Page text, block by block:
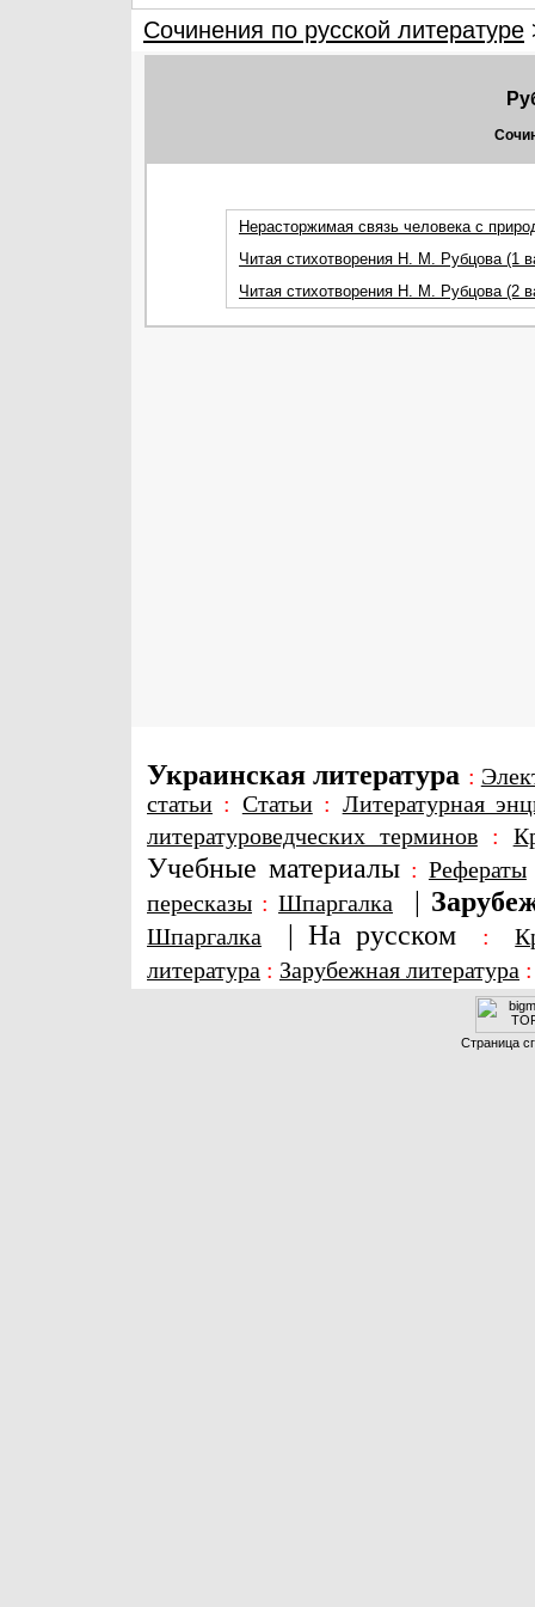
Сочинения по русской литературе
Нерасторжимая связь человека с
Читая стихотворения Н. М. Рубцова (1
Читая стихотворения Н. М. Рубцова (2
Украинская литература :
статьи : Статьи: Литературная
литературоведческих терминов:
Учебные материалы : Рефераты
пересказы : Шпаргалка |
Шпаргалка | На русском :
литература : Зарубежная литература
Страница